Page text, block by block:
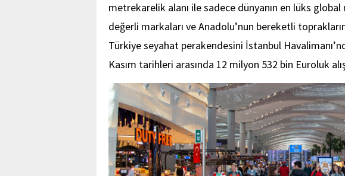
metrekarelik alanı ile sadece dünyanın en lüks
değerli markaları ve Anadolu’nun bereketli
Türkiye seyahat perakendesini İstanbul
Kasım tarihleri arasında 12 milyon 532 bin Euroluk